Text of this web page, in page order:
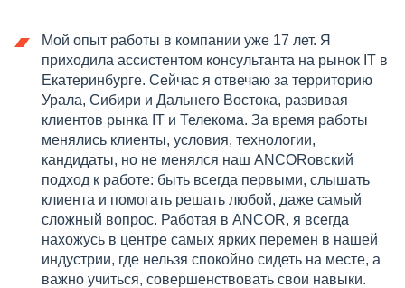
Мой опыт работы в компании уже 17 лет. Я
приходила ассистентом консультанта на рынок IT в
Екатеринбурге. Сейчас я отвечаю за территорию
Урала, Сибири и Дальнего Востока, развивая
клиентов рынка IT и Телекома. За время работы
менялись клиенты, условия, технологии,
кандидаты, но не менялся наш ANCORовский
подход к работе: быть всегда первыми, слышать
клиента и помогать решать любой, даже самый
сложный вопрос. Работая в ANCOR, я всегда
нахожусь в центре самых ярких перемен в нашей
индустрии, где нельзя спокойно сидеть на месте, а
важно учиться, совершенствовать свои навыки.